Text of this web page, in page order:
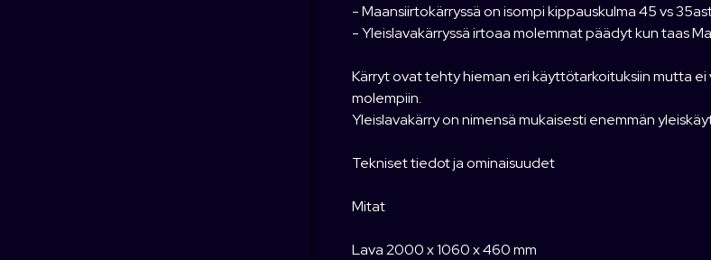
- Maansiirtokärryssä on isompi kippauskulma 45 vs
- Yleislavakärryssä irtoaa molemmat päädyt kun taas
Kärryt ovat tehty hieman eri käyttötarkoituksiin mutta ei
molempiin.
Yleislavakärry on nimensä mukaisesti enemmän
Tekniset tiedot ja ominaisuudet
Mitat
Lava 2000 x 1060 x 460 mm